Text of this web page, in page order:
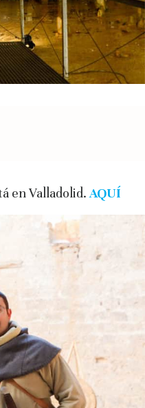
en Valladolid. AQUÍ